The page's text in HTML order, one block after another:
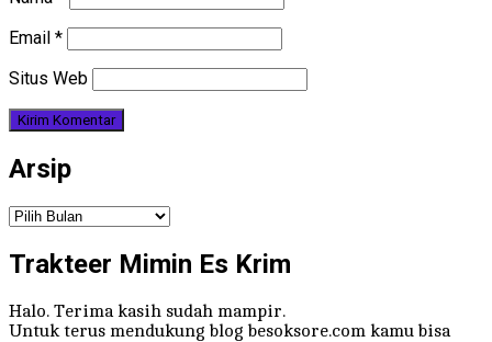
Email *
Situs Web
Arsip
Arsip
Trakteer Mimin Es Krim
Halo. Terima kasih sudah mampir.
Untuk terus mendukung blog besoksore.com kamu bisa